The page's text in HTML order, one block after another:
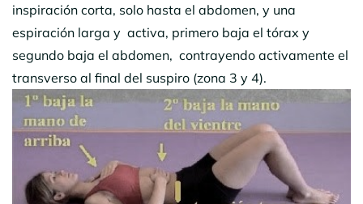
inspiración corta, solo hasta el abdomen, y una
espiración larga y activa, primero baja el tórax y
segundo baja el abdomen, contrayendo activamente el
transverso al final del suspiro (zona 3 y 4).